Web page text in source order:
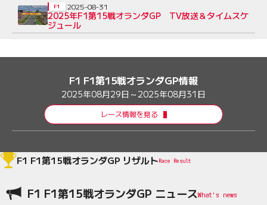
2025年F1第15戦オランダGP TV放送＆タイムスケ
ジュール
F1 2025-08-31
F1 F1第15戦オランダGP情報
2025年08月29日～2025年08月31日
レース情報を見る
F1 F1第15戦オランダGP リザルトRace Result
F1 F1第15戦オランダGP ニュース